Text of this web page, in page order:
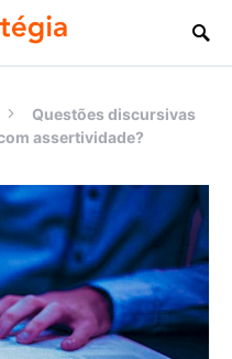
Questões discursivas
assertividade?